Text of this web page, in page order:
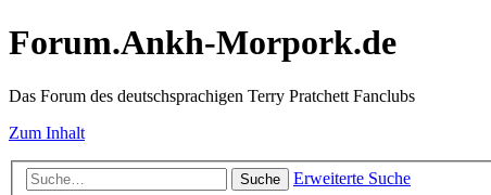
Forum.Ankh-Morpork.de
Das Forum des deutschsprachigen Terry Pratchett Fanclubs
Zum Inhalt
Suche Erweiterte Suche